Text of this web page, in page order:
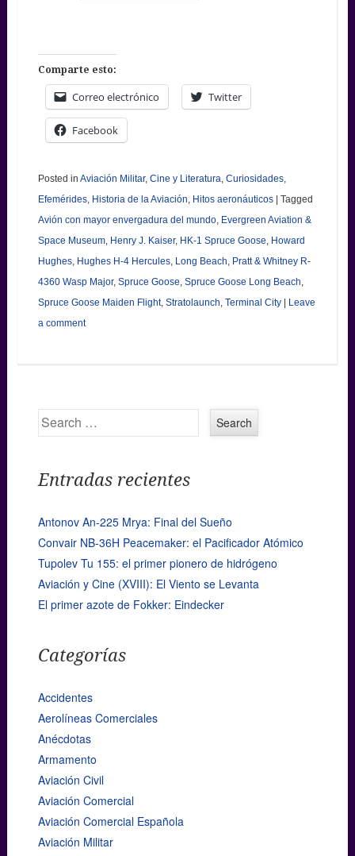
Comparte esto:
Correo electrónico Twitter
Facebook
Posted in Aviación Militar, Cine y Literatura, Curiosidades,
Efemérides, Historia de la Aviación, Hitos aeronáuticos
Tagged
Avión con mayor envergadura del mundo, Evergreen Aviation &
Space Museum, Henry J. Kaiser, HK-1 Spruce Goose, Howard
Hughes, Hughes H-4 Hercules, Long Beach, Pratt & Whitney R-
4360 Wasp Major, Spruce Goose, Spruce Goose Long Beach,
Spruce Goose Maiden Flight, Stratolaunch, Terminal City
Leave
a comment
Search
Entradas recientes
Antonov An-225 Mrya: Final del Sueño
Convair NB-36H Peacemaker: el Pacificador Atómico
Tupolev Tu 155: el primer pionero de hidrógeno
Aviación y Cine (XVIII): El Viento se Levanta
El primer azote de Fokker: Eindecker
Categorías
Accidentes
Aerolíneas Comerciales
Anécdotas
Armamento
Aviación Civil
Aviación Comercial
Aviación Comercial Española
Aviación Militar